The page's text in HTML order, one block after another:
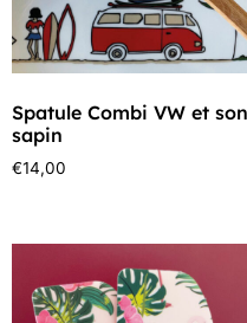
Spatule Combi VW et son
sapin
€14,00